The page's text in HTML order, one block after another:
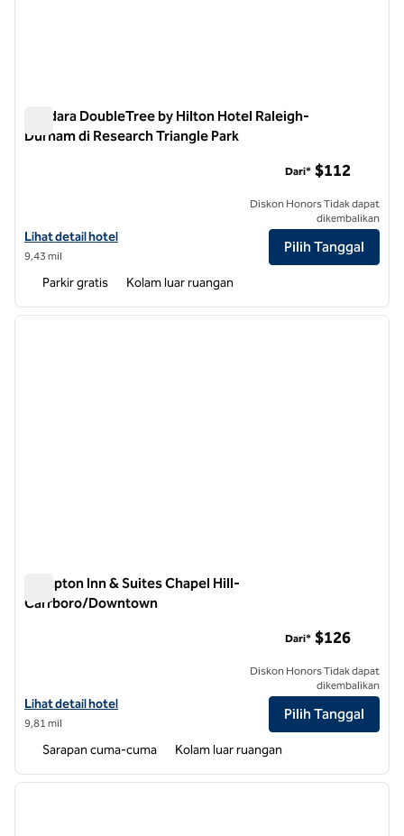
Bandara DoubleTree by Hilton Hotel Raleigh-
Durham di Research Triangle Park
Lihat perincian hotel untuk Bandara DoubleTree by Hilton Hotel
Lihat detail hotel
9,43 mil
Dari* $112
Diskon Honors Tidak dapat
dikembalikan
Pilih Tanggal
Parkir gratis Kolam luar ruangan
1 dari 12
Hampton Inn & Suites Chapel Hill-
Carrboro/Downtown
Lihat detail hotel untuk Hampton Inn & Suites Chapel Hill-
Lihat detail hotel
9,81 mil
Dari* $126
Diskon Honors Tidak dapat
dikembalikan
Pilih Tanggal
Sarapan cuma-cuma Kolam luar ruangan
1 dari 12